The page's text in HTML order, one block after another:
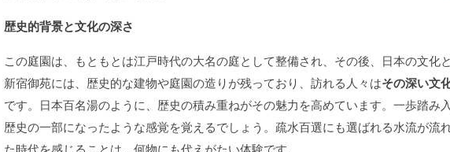
歴史的背景と文化の深さ
この庭園は、もともとは江戸時代の大名の庭として整備され、その後、日本の文化
新宿御苑には、歴史的な建物や庭園の造りが残っており、訪れる人々はその深い文
です。日本百名湯のように、歴史の積み重ねがその魅力を高めています。一歩踏み
歴史の一部になったような感覚を覚えるでしょう。疏水百選にも選ばれる水流が流
た時代を感じることは、何物にも代えがたい体験です。